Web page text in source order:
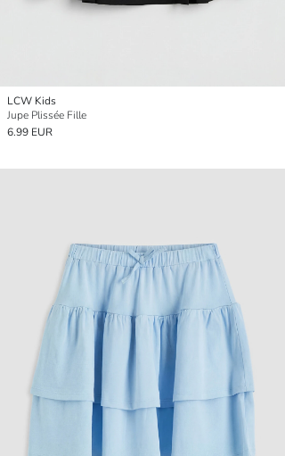
LCW Kids
Jupe Plissée Fille
6.99 EUR